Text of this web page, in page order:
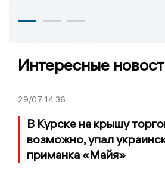
Интересные
29/07 14:36
В Курске на крышу
возможно, упал
приманка «Майя»